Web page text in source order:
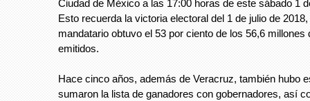
Ciudad de México a las 17:00 horas de este sábado 1
Esto recuerda la victoria electoral del 1 de julio de
mandatario obtuvo el 53 por ciento de los 56,6 millones
emitidos.
Hace cinco años, además de Veracruz, también hubo
sumaron la lista de ganadores con gobernadores, así